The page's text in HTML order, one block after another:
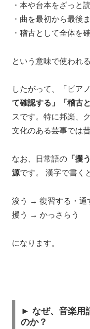
・本や台本をざっと
・曲を最初から最後
・稽古として全体を
という意味で使われ
したがって、「ピア
て確認する」「稽古
スです。特に邦楽、
文化のある芸事では
なお、日常語の 「攫
源です。 漢字で書く
浚う → 復習する・通
攫う → かっさらう
になります。
► なぜ、音楽用
のか？